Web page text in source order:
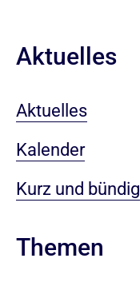
Aktuelles
Aktuelles
Kalender
Kurz und bündig
Themen